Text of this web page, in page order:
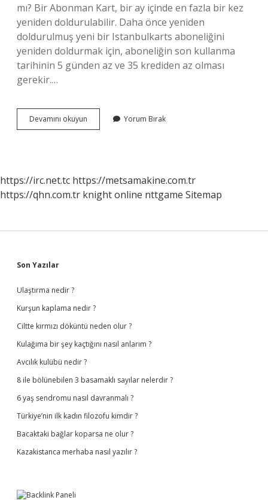
mı? Bir Abonman Kart, bir ay içinde en fazla bir kez
yeniden doldurulabilir. Daha önce yeniden
doldurulmuş yeni bir Istanbulkarts aboneliğini
yeniden doldurmak için, aboneliğin son kullanma
tarihinin 5 günden az ve 35 krediden az olması
gerekir.…
Devamını okuyun Abonman
Bir
Yorum Bırak
https://irc.net.tc https://metsamakine.com.tr
https://qhn.com.tr knight online nttgame Sitemap
Sidebar
Son Yazılar
Ulaştırma nedir ?
Kurşun kaplama nedir ?
Ciltte kırmızı döküntü neden olur ?
Kulağıma bir şey kaçtığını nasıl anlarım ?
Avcılık kulübü nedir ?
8 ile bölünebilen 3 basamaklı sayılar nelerdir ?
6 yaş sendromu nasıl davranmalı ?
Türkiye’nin ilk kadın filozofu kimdir ?
Bacaktaki bağlar koparsa ne olur ?
Kazakistanca merhaba nasıl yazılır ?